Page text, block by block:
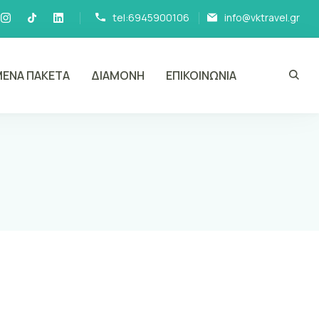
tel:6945900106 info@vktravel.gr
ΠΑΚΕΤΑ ΔΙΑΜΟΝΗ ΕΠΙΚΟΙΝΩΝΙΑ